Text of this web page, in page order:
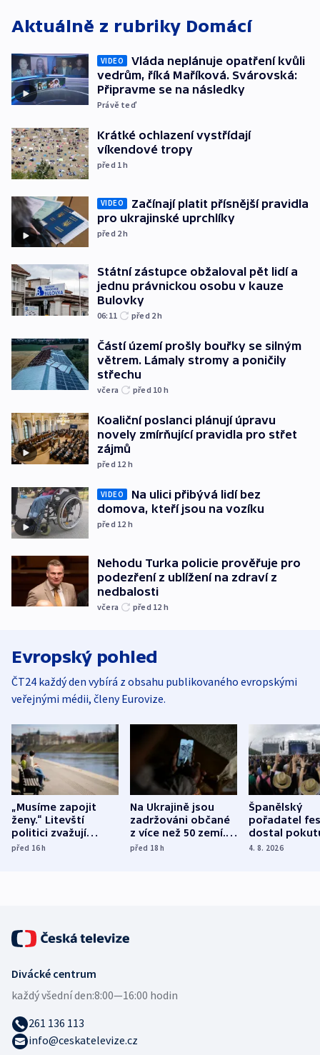
Aktuálně z rubriky Domácí
VIDEO
Vláda neplánuje opatření kvůli
vedrům, říká Maříková. Svárovská:
Připravme se na následky
Právě teď
Krátké ochlazení vystřídají
víkendové tropy
před 1h
VIDEO
Začínají platit přísnější pravidla
pro ukrajinské uprchlíky
před 2h
Státní zástupce obžaloval pět lidí a
jednu právnickou osobu v kauze
Bulovky
06:11 před 2h
Částí území prošly bouřky se silným
větrem. Lámaly stromy a poničily
střechu
včera před 10 h
Koaliční poslanci plánují úpravu
novely zmírňující pravidla pro střet
zájmů
před 12 h
VIDEO
Na ulici přibývá lidí bez
domova, kteří jsou na vozíku
před 12 h
Nehodu Turka policie prověřuje pro
podezření z ublížení na zdraví z
nedbalosti
včera před 12 h
Evropský pohled
ČT24 každý den vybírá z obsahu publikovaného evropskými
veřejnými médii, členy Eurovize.
„Musíme zapojit
ženy.“ Litevští
politici zvažují
dohodu o
před 16h
Na Ukrajině jsou
zadržováni občané
z více než 50 zemí.
Bojovali na straně
před 18h
Španělský
pořadatel
dostal
nekalé
4. 8. 2026
Divácké centrum
každý všední den:8:00—16:00 hodin
261 136 113
info@ceskatelevize.cz